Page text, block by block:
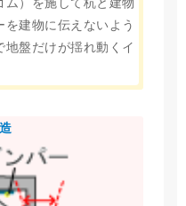
建物に伝えないよう
地盤だけが揺れ動くイ